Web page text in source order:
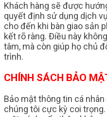
Khách hàng sẽ được
quyết định sử dụng dịch
cho đến khi bàn giao sản
kết rõ ràng. Điều này
tâm, mà còn giúp họ chủ
trình.
CHÍNH SÁCH BẢO
Bảo mật thông tin cá
chúng tôi cực kỳ coi